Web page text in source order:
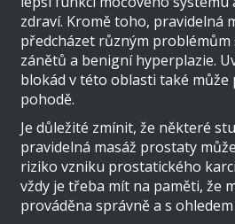
zdraví. Kromě toho, pravidelná
předcházet různým
zánětů a benigní hyperplazie.
blokád v této oblasti také může
pohodě.
Je důležité zmínit, že některé
pravidelná masáž prostaty
riziko vzniku prostatického
vždy je třeba mít na paměti, že
prováděna správně a s